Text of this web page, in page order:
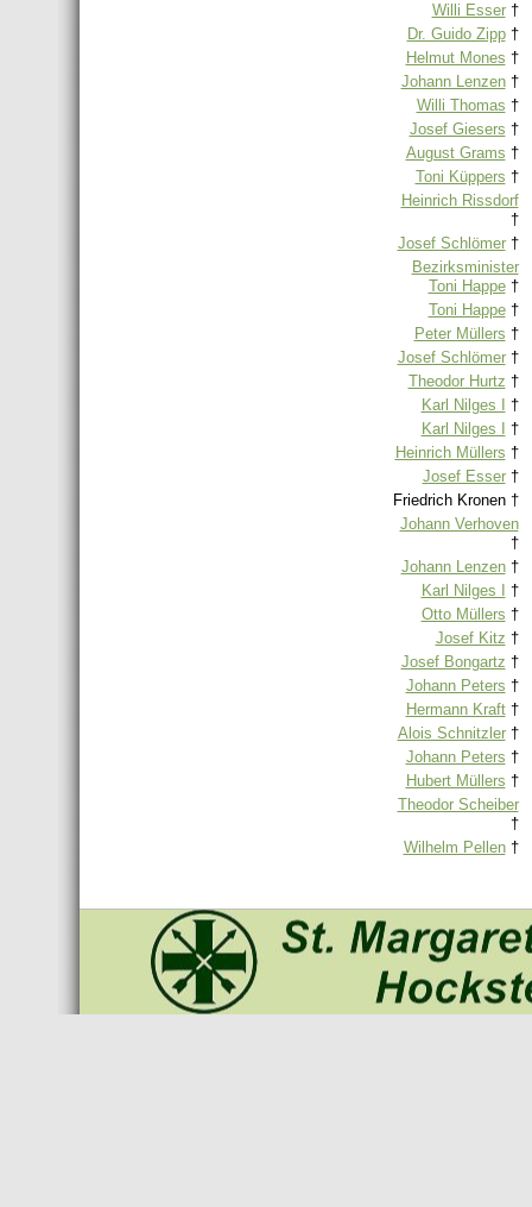
Willi Esser†
Dr. Guido Zipp†
Helmut Mones †
Johann Lenzen†
Willi Thomas †
Josef Giesers †
August Grams †
Toni Küppers †
Heinrich Rissdorf
†
Josef Schlömer†
Bezirksminister
Toni Happe†
Toni Happe†
Peter Müllers †
Josef Schlömer†
Theodor Hurtz †
Karl Nilges I
†
Karl Nilges I
†
Heinrich Müllers †
Josef Esser†
Friedrich Kronen †
Johann Verhoven
†
Johann Lenzen†
Karl Nilges I
†
Otto Müllers †
Josef Kitz †
Josef Bongartz †
Johann Peters †
Hermann Kraft†
Alois Schnitzler†
Johann Peters †
Hubert Müllers †
Theodor Scheiber
†
Wilhelm Pellen†